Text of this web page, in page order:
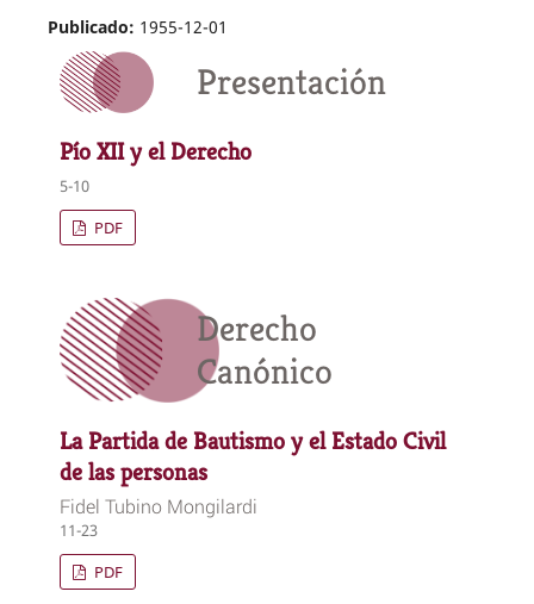
Publicado: 1955-12-01
Presentación
Pío XII y el Derecho
5-10
PDF
Derecho
Canónico
La Partida de Bautismo y el Estado Civil
de las personas
Fidel Tubino Mongilardi
11-23
PDF